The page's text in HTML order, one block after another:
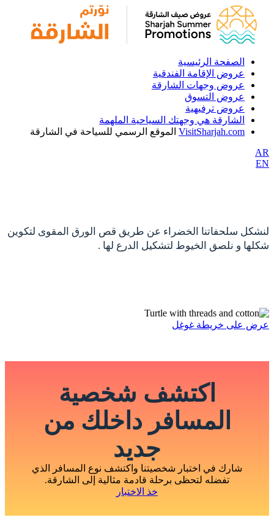
الصفحة الرئيسية
عروض الإقامة الفندقية
عروض وجهات الشارقة
عروض التسوق
عروض ترفيهية
الشارقة هي وجهتك السياحية الملهمة
VisitSharjah.com الموقع الرسمي للسياحة في الشارقة
AR
EN
لنشكل سلحفاتنا الخضراء عن طريق قص الورق المقوى لتكوين
شكلها و نلصق الخيوط لتشكيل الدرع لها .
عرض على خريطة غوغل
اكتشف شخصية
المسافر داخلك من
جديد
شارك في اختبار شخصيتنا واكتشف نوع المسافر الذي
تفضله لتحظى برحلة قادمة مثالية إلى الشارقة.
خذ الاختبار